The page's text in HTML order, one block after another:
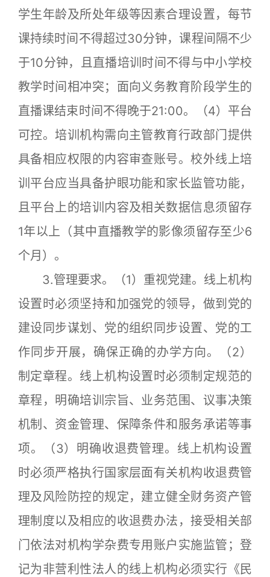
学生年龄及所处年级等因素合理设置，每节
课持续时间不得超过30分钟，课程间隔不少
于10分钟，且直播培训时间不得与中小学校
教学时间相冲突；面向义务教育阶段学生的
直播课结束时间不得晚于21:00。（4）平台
可控。培训机构需向主管教育行政部门提供
具备相应权限的内容审查账号。校外线上培
训平台应当具备护眼功能和家长监管功能，
且平台上的培训内容及相关数据信息须留存
1年以上（其中直播教学的影像须留存至少6
个月）。
3.管理要求。（1）重视党建。线上机构
设置时必须坚持和加强党的领导，做到党的
建设同步谋划、党的组织同步设置、党的工
作同步开展，确保正确的办学方向。（2）
制定章程。线上机构设置时必须制定规范的
章程，明确培训宗旨、业务范围、议事决策
机制、资金管理、保障条件和服务承诺等事
项。（3）明确收退费管理。线上机构设置
时必须严格执行国家层面有关机构收退费管
理及风险防控的规定，建立健全财务资产管
理制度以及相应的收退费办法，接受相关部
门依法对机构学杂费专用账户实施监管；登
记为非营利性法人的线上机构必须实行《民